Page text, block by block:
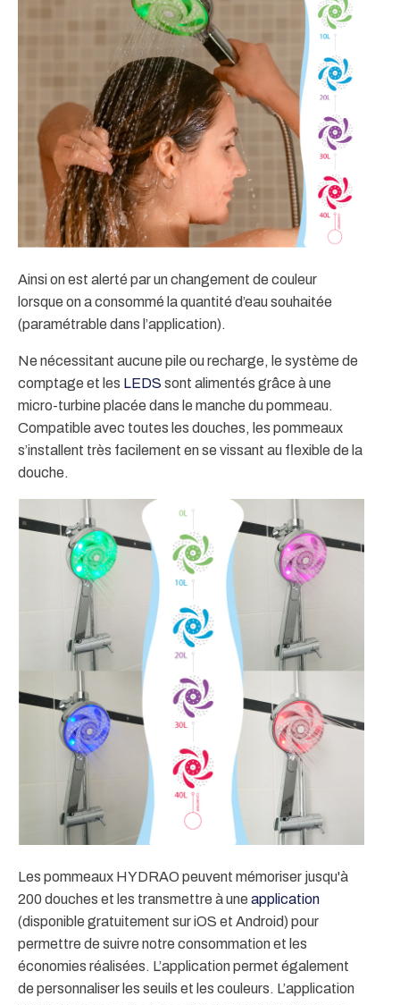
Ainsi on est alerté par un changement de couleur
lorsque on a consommé la quantité d’eau souhaitée
(paramétrable dans l’application).
Ne nécessitant aucune pile ou recharge, le système de
comptage et les LEDS sont alimentés grâce à une
micro-turbine placée dans le manche du pommeau.
Compatible avec toutes les douches, les pommeaux
s’installent très facilement en se vissant au flexible de la
douche.
Les pommeaux HYDRAO peuvent mémoriser jusqu'à
200 douches et les transmettre à une application
(disponible gratuitement sur iOS et Android) pour
permettre de suivre notre consommation et les
économies réalisées. L’application permet également
de personnaliser les seuils et les couleurs. L’application